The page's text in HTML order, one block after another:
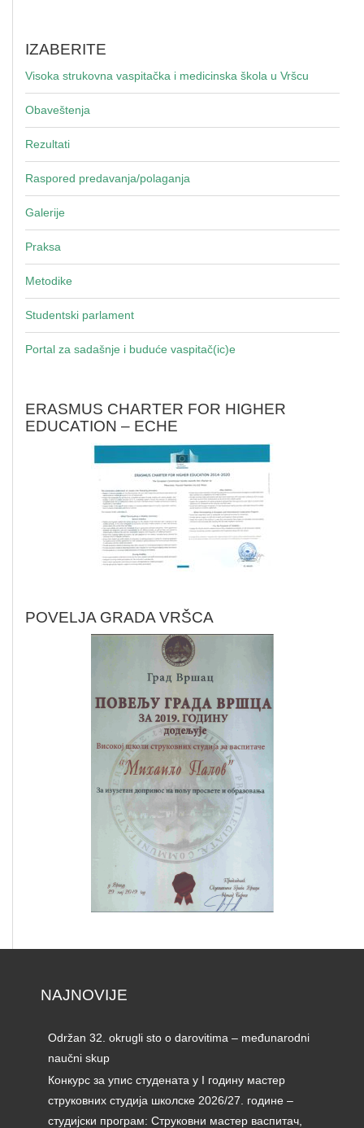
IZABERITE
Visoka strukovna vaspitačka i medicinska škola u Vršcu
Obaveštenja
Rezultati
Raspored predavanja/polaganja
Galerije
Praksa
Metodike
Studentski parlament
Portal za sadašnje i buduće vaspitač(ic)e
ERASMUS CHARTER FOR HIGHER
EDUCATION – ECHE
POVELJA GRADA VRŠCA
NAJNOVIJE
Održan 32. okrugli sto o darovitima – međunarodni
naučni skup
Конкурс за упис студената у I годину мастер
струковних студија школске 2026/27. године –
студијски програм: Струковни мастер васпитач,